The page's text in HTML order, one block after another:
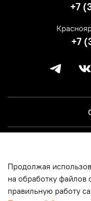
+7
+7
Продолжая
на обработку
правильную работу